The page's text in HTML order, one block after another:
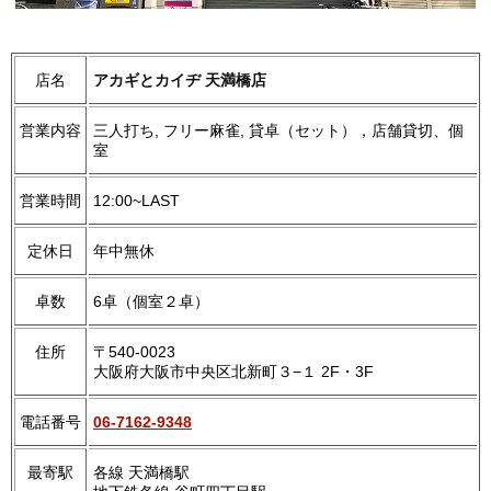
店名 アカギとカイヂ 天満橋店
営業内容
三人打ち, フリー麻雀, 貸卓（セット），店舗貸切、個
室
営業時間 12:00~LAST
定休日 年中無休
卓数 6卓（個室２卓）
住所
〒540-0023
大阪府大阪市中央区北新町３−１ 2F・3F
電話番号 06-7162-9348
最寄駅
各線 天満橋駅